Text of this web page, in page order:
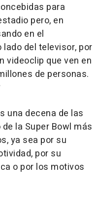
para
pero, en
en el
del televisor, por
videoclip que ven en
de personas.
una decena de las
la Super Bowl más
ya sea por su
por su
o por los motivos